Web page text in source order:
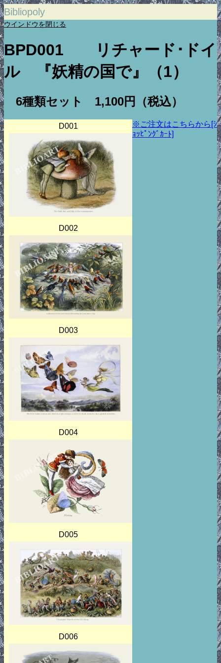
Bibliopoly
ウインドウを閉じる
BPD001
リチャード･ドイ
ル 『妖精の国で』（1）
6種類セット 1,100円（税込）
D001
D002
D003
D004
D005
D006
※ご注文はこちらから[ｼ
ｮｯﾋﾟﾝｸﾞｶｰﾄ]